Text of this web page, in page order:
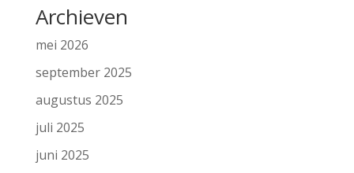
Archieven
mei 2026
september 2025
augustus 2025
juli 2025
juni 2025